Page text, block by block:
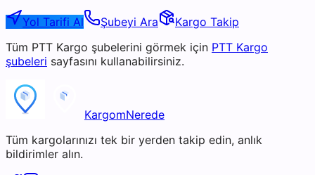
Yol Tarifi Al Şubeyi Ara
Kargo Takip
Tüm PTT Kargo şubelerini görmek için PTT Kargo
şubeleri sayfasını kullanabilirsiniz.
KargomNerede
Tüm kargolarınızı tek bir yerden takip edin, anlık
bildirimler alın.